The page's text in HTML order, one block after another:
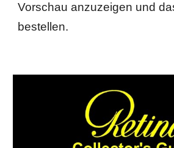
Vorschau anzuzeigen und
bestellen.